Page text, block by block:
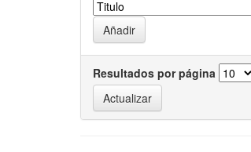
Resultados por página